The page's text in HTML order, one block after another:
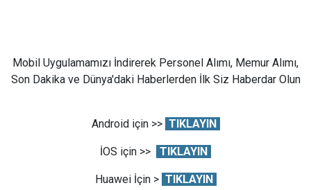
Mobil Uygulamamızı İndirerek Personel Alımı, Memur Alımı,
Son Dakika ve Dünya'daki Haberlerden İlk Siz Haberdar Olun
Android için >> TIKLAYIN
İOS için >> TIKLAYIN
Huawei İçin > TIKLAYIN